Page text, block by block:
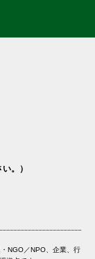
。）
NGO／NPO、企業、行